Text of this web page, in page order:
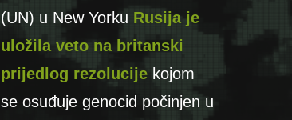
(UN) u New Yorku Rusija je
uložila veto na britanski
prijedlog rezolucije kojom
se osuđuje genocid počinjen u